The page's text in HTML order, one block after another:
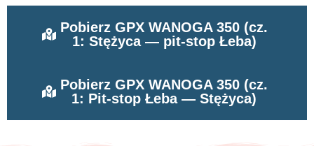
Pobierz GPX WANOGA 350 (cz.
1: Stężyca — pit-stop Łeba)
Pobierz GPX WANOGA 350 (cz.
1: Pit-stop Łeba — Stężyca)